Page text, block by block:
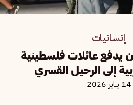
إنسانيات
يدفع عائلات فلسطينية
إلى الرحيل القسري
14 يناير 2026